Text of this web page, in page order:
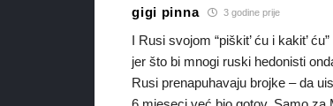
gigi pinna 3 godine prije
I Rusi svojom “piškit’ ću i kakit’
jer što bi mnogi ruski hedonisti
Rusi prenapuhavaju brojke – da